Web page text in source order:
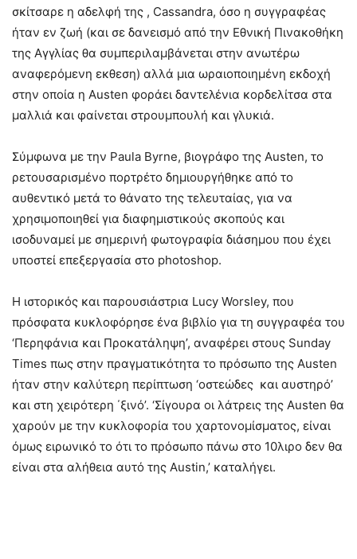
σκίτσαρε η αδελφή της , Cassandra, όσο η συγγραφέας
ήταν εν ζωή (και σε δανεισμό από την Εθνική Πινακοθήκη
της Αγγλίας θα συμπεριλαμβάνεται στην ανωτέρω
αναφερόμενη εκθεση) αλλά μια ωραιοποιημένη εκδοχή
στην οποία η Austen φοράει δαντελένια κορδελίτσα στα
μαλλιά και φαίνεται στρουμπουλή και γλυκιά.
Σύμφωνα με την Paula Byrne, βιογράφο της Austen, το
ρετουσαρισμένο πορτρέτο δημιουργήθηκε από το
αυθεντικό μετά το θάνατο της τελευταίας, για να
χρησιμοποιηθεί για διαφημιστικούς σκοπούς και
ισοδυναμεί με σημερινή φωτογραφία διάσημου που έχει
υποστεί επεξεργασία στο photoshop.
Η ιστορικός και παρουσιάστρια Lucy Worsley, που
πρόσφατα κυκλοφόρησε ένα βιβλίο για τη συγγραφέα του
‘Περηφάνια και Προκατάληψη’, αναφέρει στους Sunday
Times πως στην πραγματικότητα το πρόσωπο της Austen
ήταν στην καλύτερη περίπτωση ‘οστεώδες και αυστηρό’
και στη χειρότερη ΄ξινό’. ‘Σίγουρα οι λάτρεις της Austen θα
χαρούν με την κυκλοφορία του χαρτονομίσματος, είναι
όμως ειρωνικό το ότι το πρόσωπο πάνω στο 10λιρο δεν θα
είναι στα αλήθεια αυτό της Austin,’ καταλήγει.